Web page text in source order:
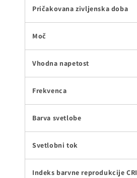
Pričakovana zivljenska doba
Moč
Vhodna napetost
Frekvenca
Barva svetlobe
Svetlobni tok
Indeks barvne reprodukcije CRI